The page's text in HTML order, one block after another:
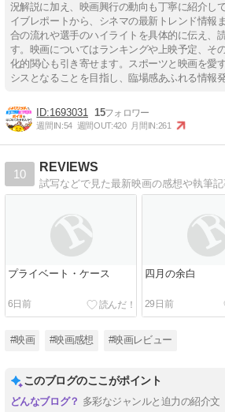
況解説に加え、映画興行の動向も丁寧に紹介し
イブレポートから、シネマの最新トレンド情報
合の流れや選手のハイライトを具体的に伝え、
す。映画についてはランキングや上映予定、そ
化的関心も引き寄せます。スポーツと映画を愛
シスとなることを目指し、臨場感あふれる情報
1693031 15
週間IN:54 週間OUT:420 月間IN:261
10
REVIEWS
プライベート・ケース
6日前
四月の余白
29日前
#映画 #映画感想 #映画レビュー
このブログのここがポイント
多彩なジャンルと迫力の紹介文